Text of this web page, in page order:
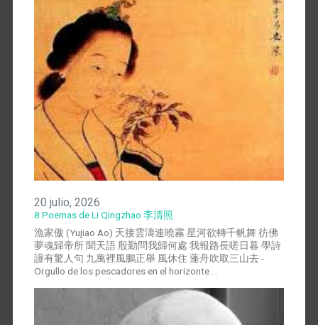
20 julio, 2026
8 Poemas de Li Qingzhao 李清照
漁家傲 (Yujiao Ao) 天接雲濤連曉霧 星河欲轉千帆舞 彷佛
夢魂歸帝所 聞天語 殷勤問我歸何處 我報路長嗟日暮 學詩
謾有驚人句 九萬裡風鵬正舉 風休住 蓬舟吹取三山去 -
Orgullo de los pescadores en el horizonte …